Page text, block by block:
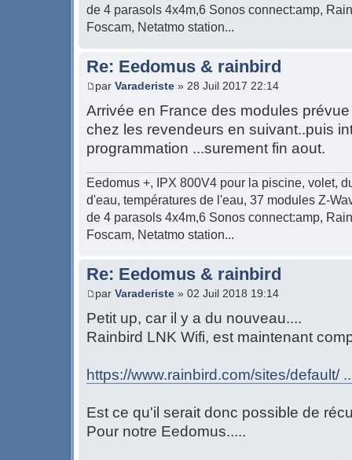
de 4 parasols 4x4m,6 Sonos connect:amp,
Foscam, Netatmo station...
Re: Eedomus & rainbird
par Varaderiste » 28 Juil 2017 22:14
Arrivée en France des modules
chez les revendeurs en suivant..puis
programmation ...surement fin aout.
Eedomus +, IPX 800V4 pour la piscine, volet,
d'eau, températures de l'eau, 37 modules Z-
de 4 parasols 4x4m,6 Sonos connect:amp,
Foscam, Netatmo station...
Re: Eedomus & rainbird
par Varaderiste » 02 Juil 2018 19:14
Petit up, car il y a du nouveau....
Rainbird LNK Wifi, est maintenant
https://www.rainbird.com/sites/default/
Est ce qu'il serait donc possible de
Pour notre Eedomus.....